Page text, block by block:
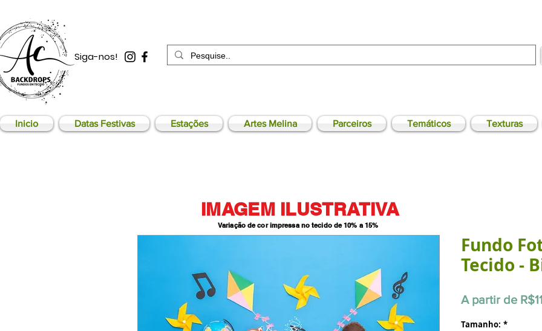
Siga-nos!
Inicio Datas Festivas Estações Artes Melina Parceiros Temáticos Texturas
Fundo
Tecido -
A partir de
Tamanho: *
IMAGEM ILUSTRATIVA
Variação de cor impressa no tecido de 10% a 15%